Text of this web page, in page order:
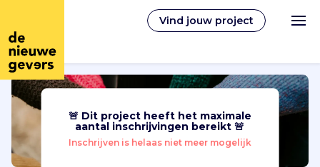
Vind jouw project
Nederlands
Vrijwilligerswerk
🚨 Dit project heeft het maximale
aantal inschrijvingen bereikt 🚨
Inschrijven is helaas niet meer mogelijk